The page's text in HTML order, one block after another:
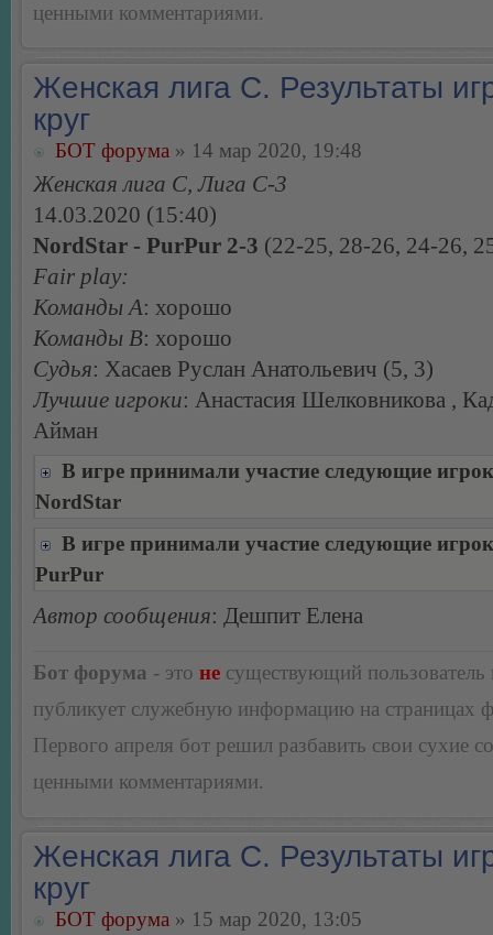
ценными комментариями.
Женская лига С. Результаты
круг
БОТ форума » 14 мар 2020, 19:48
Женская лига С, Лига С-3
14.03.2020 (15:40)
NordStar - PurPur 2-3 (22-25, 28-26, 24-26,
Fair play:
Команды А: хорошо
Команды В: хорошо
Судья: Хасаев Руслан Анатольевич (5, 3)
Лучшие игроки: Анастасия Шелковникова ,
Айман
В игре принимали участие следующие
NordStar
В игре принимали участие следующие
PurPur
Автор сообщения: Дешпит Елена
Бот форума - это не существующий пользователь
публикует служебную информацию на страницах
Первого апреля бот решил разбавить свои сухие
ценными комментариями.
Женская лига С. Результаты
круг
БОТ форума » 15 мар 2020, 13:05